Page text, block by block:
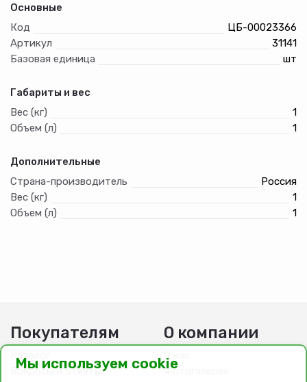
Основные
Код
ЦБ-00023366
Артикул
31141
Базовая единица
шт
Габариты и вес
Вес (кг)
1
Объем (л)
1
Дополнительные
Страна-производитель
Россия
Вес (кг)
1
Объем (л)
1
Покупателям
Каталог
Вопросы и ответы
О компании
О нас
Фотогалерея
Мы используем cookie